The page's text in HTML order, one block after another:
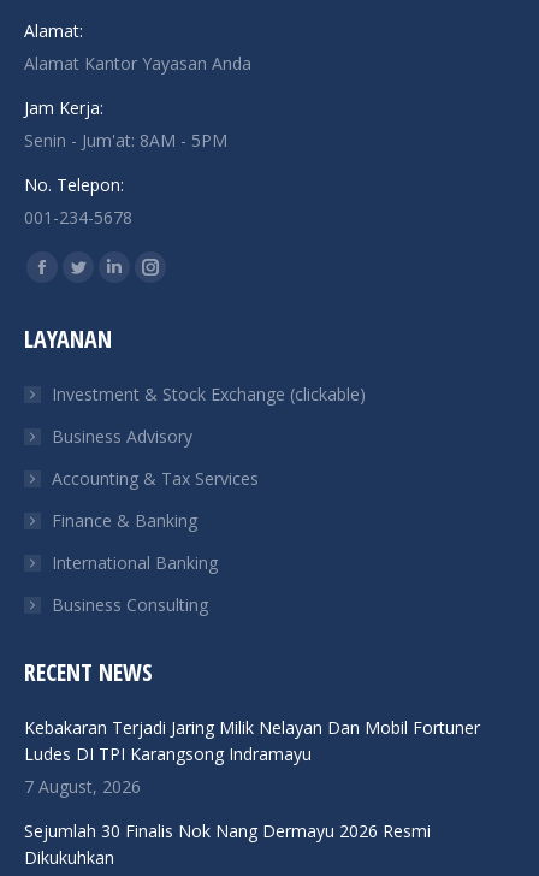
Alamat:
Alamat Kantor Yayasan Anda
Jam Kerja:
Senin - Jum'at: 8AM - 5PM
No. Telepon:
001-234-5678
Find us on:
Facebook
opens
new
window
Twitter
opens
new
window
Linkedin
new
window
Instagram
new
window
LAYANAN
Investment & Stock Exchange (clickable)
Business Advisory
Accounting & Tax Services
Finance & Banking
International Banking
Business Consulting
RECENT NEWS
Kebakaran Terjadi Jaring Milik Nelayan Dan Mobil Fortuner
Ludes DI TPI Karangsong Indramayu
7 August, 2026
Sejumlah 30 Finalis Nok Nang Dermayu 2026 Resmi
Dikukuhkan